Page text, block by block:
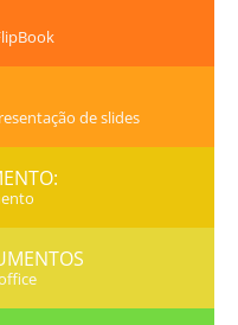
de slides